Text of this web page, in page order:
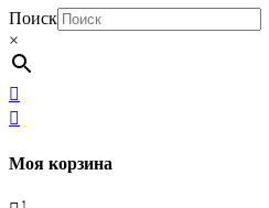
Поиск
×
Моя корзина